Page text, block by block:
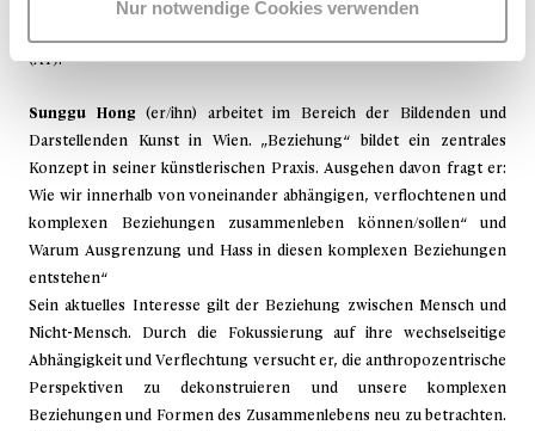
Nur notwendige Cookies verwenden
multiple influences that the web and its derivates have on the human
(AT).
Sunggu Hong(er/ihn) arbeitet im Bereich der Bildenden und
Darstellenden Kunst in Wien. „Beziehung“ bildet ein zentrales
Konzept in seiner künstlerischen Praxis. Ausgehen davon fragt er:
Wie wir innerhalb von voneinander abhängigen, verflochtenen und
komplexen Beziehungen zusammenleben können/sollen“ und
Warum Ausgrenzung und Hass in diesen komplexen Beziehungen
entstehen“
Sein aktuelles Interesse gilt der Beziehung zwischen Mensch und
Nicht-Mensch. Durch die Fokussierung auf ihre wechselseitige
Abhängigkeit und Verflechtung versucht er, die anthropozentrische
Perspektiven zu dekonstruieren und unsere komplexen
Beziehungen und Formen des Zusammenlebens neu zu betrachten.